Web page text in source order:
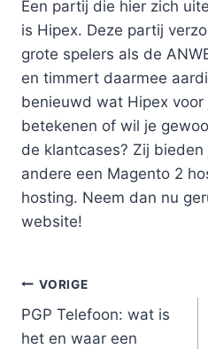
Een partij die hier zich
is Hipex. Deze partij
grote spelers als de
en timmert daarmee
benieuwd wat Hipex
betekenen of wil je
de klantcases? Zij
andere een Magento 2
hosting. Neem dan nu
website!
Bericht
navigatie
VORIGE
PGP Telefoon: wat is
het en waar een